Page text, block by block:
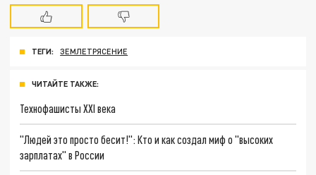
ТЕГИ: ЗЕМЛЕТРЯСЕНИЕ
ЧИТАЙТЕ ТАКЖЕ:
Технофашисты XXI века
"Людей это просто бесит!": Кто и как создал миф о "высоких
зарплатах" в России